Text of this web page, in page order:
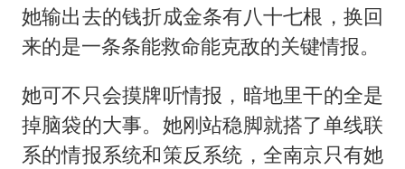
她输出去的钱折成金条有八十七根，换回
来的是一条条能救命能克敌的关键情报。
她可不只会摸牌听情报，暗地里干的全是
掉脑袋的大事。她刚站稳脚就搭了单线联
系的情报系统和策反系统，全南京只有她